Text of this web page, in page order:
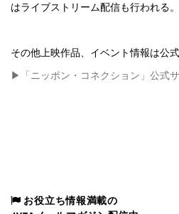
はライブストリーム配信も行われる。
その他上映作品、イベント情報は公式
▶「ニッポン・コネクション」公式
お役立ち情報満載の